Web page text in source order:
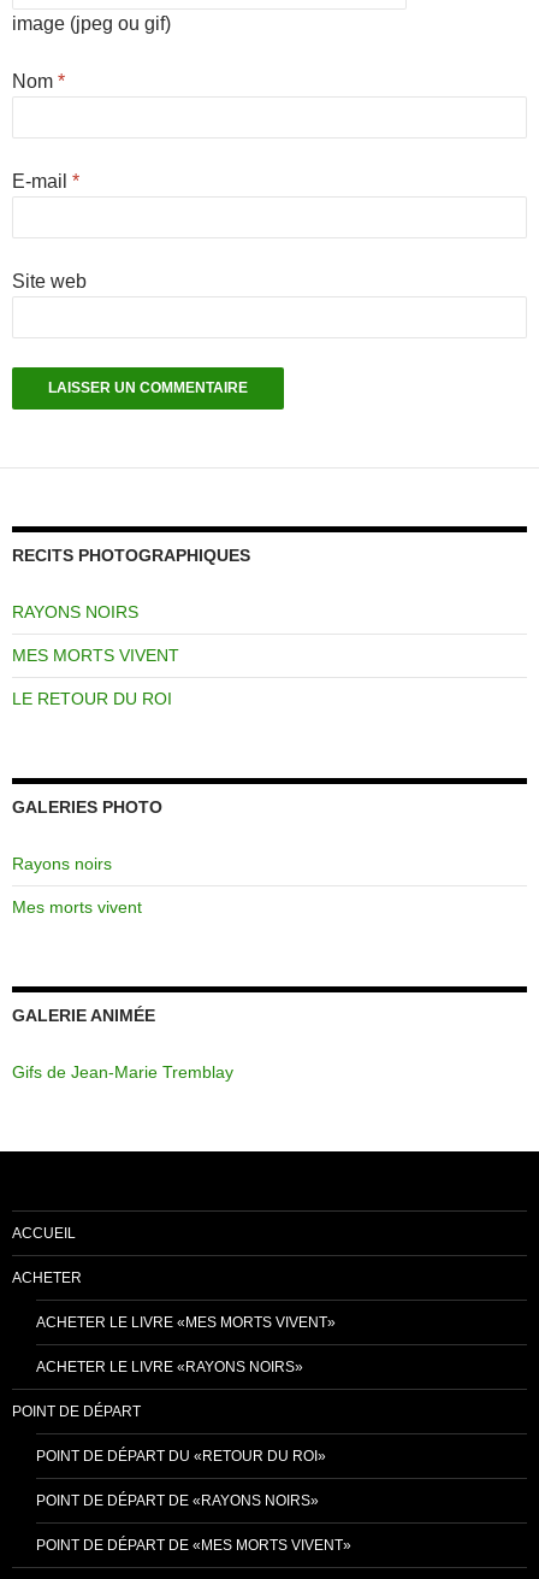
image (jpeg ou gif)
Nom *
E-mail *
Site web
RECITS PHOTOGRAPHIQUES
RAYONS NOIRS
MES MORTS VIVENT
LE RETOUR DU ROI
GALERIES PHOTO
Rayons noirs
Mes morts vivent
GALERIE ANIMÉE
Gifs de Jean-Marie Tremblay
ACCUEIL
ACHETER
ACHETER LE LIVRE «MES MORTS VIVENT»
ACHETER LE LIVRE «RAYONS NOIRS»
POINT DE DÉPART
POINT DE DÉPART DU «RETOUR DU ROI»
POINT DE DÉPART DE «RAYONS NOIRS»
POINT DE DÉPART DE «MES MORTS VIVENT»